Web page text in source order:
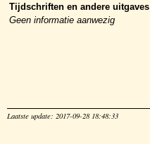
Tijdschriften en andere uitgaves
Geen informatie aanwezig
Laatste update: 2017-09-28 18:48:33